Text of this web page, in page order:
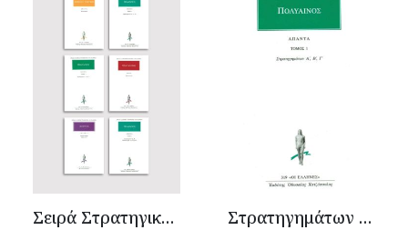
Σειρά Στρατηγική (7 τόμοι) Στρατηγημάτων Α΄-Γ΄